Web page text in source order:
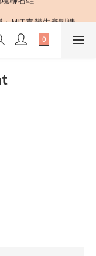
、MIT臺灣生產製造
聯名鞋